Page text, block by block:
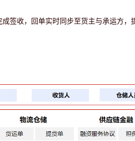
签收，回单实时同步至货主与承运方，